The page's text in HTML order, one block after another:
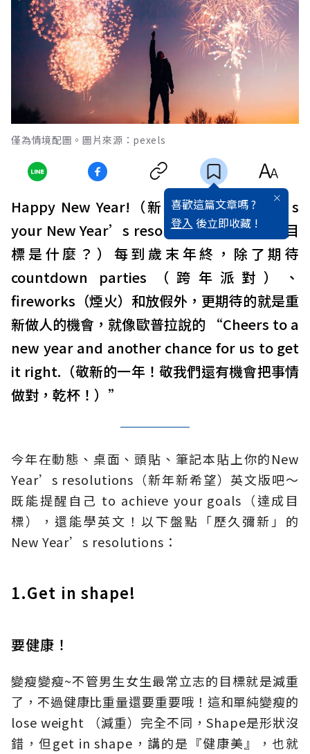
僅為情境配圖。圖片來源：pexels
喜歡這篇文章嗎 ?
登入 後立即收藏 !
Happy New Year!（新年快樂！）What’s
your New Year’s resolution? （你的新年目
標是什麼？）每到歲末年終，除了期待
countdown parties（跨年派對）、
fireworks（煙火）和放假外，更期待的就是重
新做人的機會，就像歐普拉說的 “Cheers to a
new year and another chance for us to get
it right.（敬新的一年！敬我們還有機會把事情
做對，乾杯！）”
今年在動態、桌面、頭貼、筆記本貼上你的New
Year’s resolutions（新年新希望）英文版吧～
既能提醒自己 to achieve your goals（達成目
標），還能學英文！以下盤點「歷久彌新」的
New Year’s resolutions：
1.Get in shape!
要健康！
變瘦變瘦~不管男生女生最常立志的目標就是減重
了，不過健康比重量還要重要哦！這和單純變瘦的
lose weight （減重）完全不同，Shape是形狀沒
錯，但get in shape，講的是『健康美』，也就